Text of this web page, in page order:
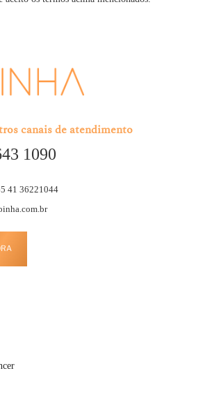
canais de atendimento
1090
41 36221044